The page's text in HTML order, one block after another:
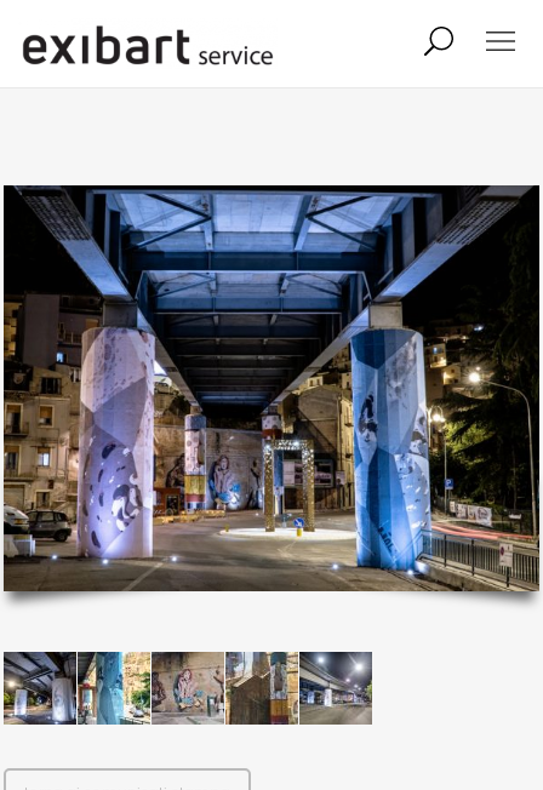
shop
abbonamento
onpaper digital
exibart team exibart.com
contatti
termini e condizioni
privacy
il mio account
Exibart.service - Exibartlab srl Via Placido Zurla 49b - 00176 Roma
- P.IVA 14105351002